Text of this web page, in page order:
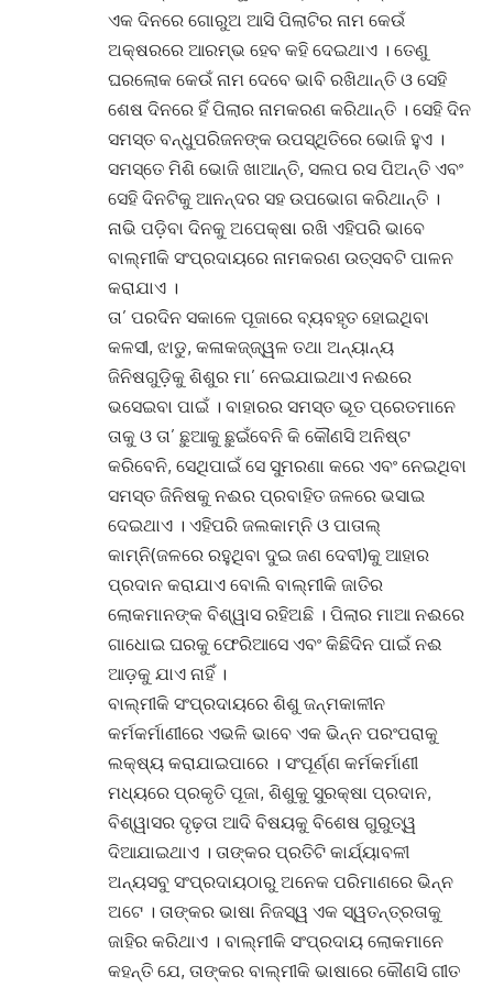
ଏକ ଦିନରେ ଗୋରୁଅ ଆସି ପିଲାଟିର ନାମ କେଉଁ
ଅକ୍ଷରରେ ଆରମ୍ଭ ହେବ କହି ଦେଇଥାଏ । ତେଣୁ
ଘରଲୋକ କେଉଁ ନାମ ଦେବେ ଭାବି ରଖିଥାନ୍ତି ଓ ସେହି
ଶେଷ ଦିନରେ ହିଁ ପିଲାର ନାମକରଣ କରିଥାନ୍ତି । ସେହି ଦିନ
ସମସ୍ତ ବନ୍ଧୁପରିଜନଙ୍କ ଉପସ୍ଥିତିରେ ଭୋଜି ହୁଏ ।
ସମସ୍ତେ ମିଶି ଭୋଜି ଖାଆନ୍ତି, ସଲପ ରସ ପିଅନ୍ତି ଏବଂ
ସେହି ଦିନଟିକୁ ଆନନ୍ଦର ସହ ଉପଭୋଗ କରିଥାନ୍ତି ।
ନାଭି ପଡ଼ିବା ଦିନକୁ ଅପେକ୍ଷା ରଖି ଏହିପରି ଭାବେ
ବାଲ୍ମୀକି ସଂପ୍ରଦାୟରେ ନାମକରଣ ଉତ୍ସବଟି ପାଳନ
କରାଯାଏ ।
ତା’ ପରଦିନ ସକାଳେ ପୂଜାରେ ବ୍ୟବହୃତ ହୋଇଥିବା
କଳସୀ, ଝାଡୁ, କଳାକଜ୍ଜ୍ୱଳ ତଥା ଅନ୍ୟାନ୍ୟ
ଜିନିଷଗୁଡ଼ିକୁ ଶିଶୁର ମା’ ନେଇଯାଇଥାଏ ନଈରେ
ଭସେଇବା ପାଇଁ । ବାହାରର ସମସ୍ତ ଭୂତ ପ୍ରେତମାନେ
ତାକୁ ଓ ତା’ ଛୁଆକୁ ଛୁଇଁବେନି କି କୌଣସି ଅନିଷ୍ଟ
କରିବେନି, ସେଥିପାଇଁ ସେ ସୁମରଣା କରେ ଏବଂ ନେଇଥିବା
ସମସ୍ତ ଜିନିଷକୁ ନଈର ପ୍ରବାହିତ ଜଳରେ ଭସାଇ
ଦେଇଥାଏ । ଏହିପରି ଜଲକାମ୍‌ନି ଓ ପାତାଲ୍
କାମ୍‌ନି(ଜଳରେ ରହୁଥିବା ଦୁଇ ଜଣ ଦେବୀ)କୁ ଆହାର
ପ୍ରଦାନ କରାଯାଏ ବୋଲି ବାଲ୍ମୀକି ଜାତିର
ଲୋକମାନଙ୍କ ବିଶ୍ୱାସ ରହିଅଛି । ପିଲାର ମାଆ ନଈରେ
ଗାଧୋଇ ଘରକୁ ଫେରିଆସେ ଏବଂ କିଛିଦିନ ପାଇଁ ନଈ
ଆଡ଼କୁ ଯାଏ ନାହିଁ ।
ବାଲ୍ମୀକି ସଂପ୍ରଦାୟରେ ଶିଶୁ ଜନ୍ମକାଳୀନ
କର୍ମକର୍ମାଣୀରେ ଏଭଳି ଭାବେ ଏକ ଭିନ୍ନ ପରଂପରାକୁ
ଲକ୍ଷ୍ୟ କରାଯାଇପାରେ । ସଂପୂର୍ଣ୍ଣ କର୍ମକର୍ମାଣୀ
ମଧ୍ୟରେ ପ୍ରକୃତି ପୂଜା, ଶିଶୁକୁ ସୁରକ୍ଷା ପ୍ରଦାନ,
ବିଶ୍ୱାସର ଦୃଢ଼ତା ଆଦି ବିଷୟକୁ ବିଶେଷ ଗୁରୁତ୍ୱ
ଦିଆଯାଇଥାଏ । ତାଙ୍କର ପ୍ରତିଟି କାର୍ଯ୍ୟାବଳୀ
ଅନ୍ୟସବୁ ସଂପ୍ରଦାୟଠାରୁ ଅନେକ ପରିମାଣରେ ଭିନ୍ନ
ଅଟେ । ତାଙ୍କର ଭାଷା ନିଜସ୍ୱ ଏକ ସ୍ୱତନ୍ତ୍ରତାକୁ
ଜାହିର କରିଥାଏ । ବାଲ୍ମୀକି ସଂପ୍ରଦାୟ ଲୋକମାନେ
କହନ୍ତି ଯେ, ତାଙ୍କର ବାଲ୍ମୀକି ଭାଷାରେ କୌଣସି ଗୀତ